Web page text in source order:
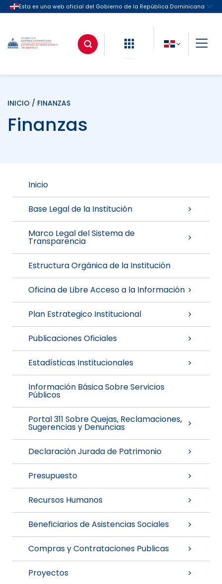
INICIO / FINANZAS
Finanzas
Inicio
Base Legal de la Institución
Marco Legal del Sistema de
Transparencia
Estructura Orgánica de la Institución
Oficina de Libre Acceso a la Información
Plan Estrategico Institucional
Publicaciones Oficiales
Estadísticas Institucionales
Información Básica Sobre Servicios
Públicos
Portal 311 Sobre Quejas, Reclamaciones,
Sugerencias y Denuncias
Declaración Jurada de Patrimonio
Presupuesto
Recursos Humanos
Beneficiarios de Asistencias Sociales
Compras y Contrataciones Publicas
Proyectos